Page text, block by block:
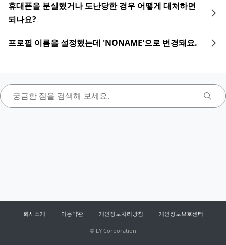
휴대폰을 분실했거나 도난당한 경우 어떻게 대처하면
되나요?
프로필 이름을 설정했는데 'NONAME'으로 변경돼요.
회사소개 이용약관 개인정보처리방침 개인정보보호센터
© LY Corporation